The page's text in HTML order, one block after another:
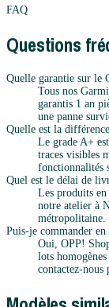
FAQ
Questions
Quelle garantie sur le
Tous nos
garantis 1 an
une panne
Quelle est la
Le grade A+
traces visibles
fonctionnalités
Quel est le délai de
Les produits en
notre atelier à
métropolitaine.
Puis-je commander
Oui, OPP!
lots
contactez-nous